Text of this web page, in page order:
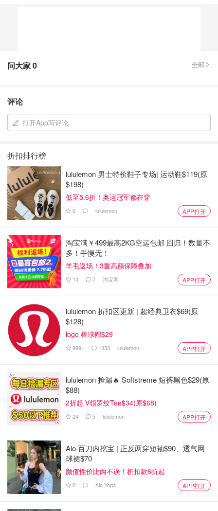
问大家0 全部
评论
打开App写评论
折扣排行榜
lululemon 男士特价鞋子专场| 运动鞋$119(原
$198)
低至5.6折！奥运冠军都在穿
0 lululemon APP打开
淘宝满￥499最高2KG空运包邮 回归！数量不
多！手慢无！
羊毛返场！3重高额保障叠加
13 7 淘宝网 APP打开
lululemon 折扣区更新 | 超经典卫衣$69(原
$128)
logo 棒球帽$29
999+ 1333 lululemon APP打开
lululemon 捡漏🔥 Softstreme 短裤黑色$29(原
$88)
2折起 V领罗纹Tee$34(原$68)
24 5 lululemon APP打开
Alo 百刀内挖宝 | 正反两穿短袖$90、透气网
球裙$70
颜值性价比两不误！折扣款6折起
2 Alo Yoga APP打开